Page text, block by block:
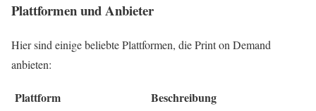
Plattformen und Anbieter
Hier sind einige beliebte Plattformen, die Print on Demand
anbieten:
Plattform Beschreibung